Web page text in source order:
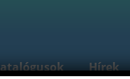
Hírek